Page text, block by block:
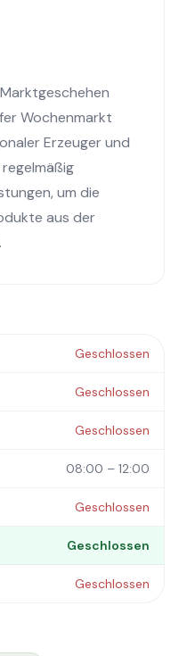
Wochenmarkt
Erzeuger und
um die
aus der
Geschlossen
Geschlossen
Geschlossen
08:00 – 12:00
Geschlossen
Geschlossen
Geschlossen